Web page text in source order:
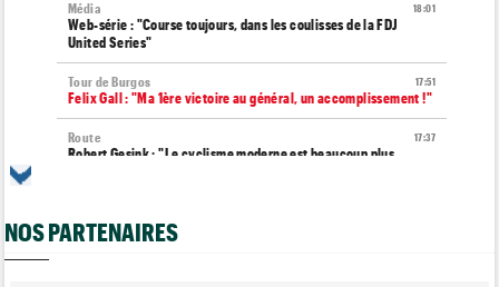
18:01
Média
Web-série : "Course toujours, dans les coulisses de la FDJ
United Series"
17:51
Tour de Burgos
Felix Gall : "Ma 1ère victoire au général, un accomplissement !"
17:37
Route
Robert Gesink : "Le cyclisme moderne est beaucoup plus
Joao Almeida a dû abandonner après une chute
NOS PARTENAIRES